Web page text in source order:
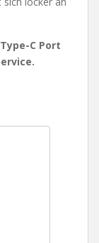
C Port